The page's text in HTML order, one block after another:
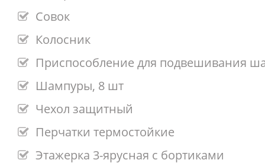
Совок
Колосник
Приспособление для подвешивания
Шампуры, 8 шт
Чехол защитный
Перчатки термостойкие
Этажерка 3-ярусная с бортиками